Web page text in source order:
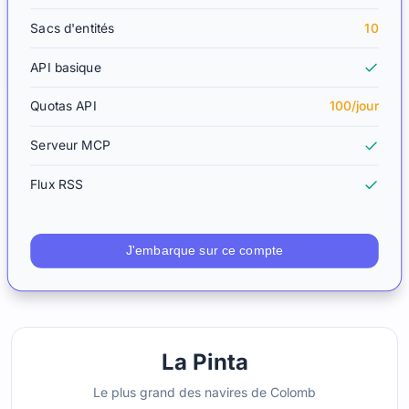
Sacs d'entités 10
API basique
Quotas API 100/jour
Serveur MCP
Flux RSS
J'embarque sur ce compte
La Pinta
Le plus grand des navires de Colomb